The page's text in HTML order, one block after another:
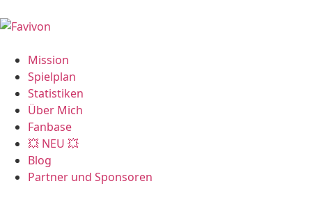
Mission
Spielplan
Statistiken
Über Mich
Fanbase
💥 NEU 💥
Blog
Partner und Sponsoren